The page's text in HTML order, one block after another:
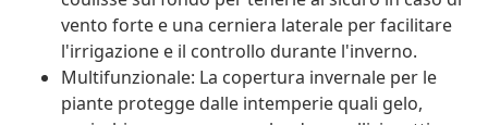
vento forte e una cerniera laterale per facilitare
l'irrigazione e il controllo durante l'inverno.
Multifunzionale: La copertura invernale per le
piante protegge dalle intemperie quali gelo,